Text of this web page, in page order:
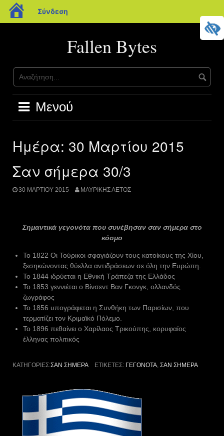
blogs.sch.gr
Σύνδεση
Fallen Bytes
Μενού
Ημέρα: 30 Μαρτίου 2015
Σαν σήμερα 30/3
30 ΜΑΡΤΊΟΥ 2015 ΜΑΥΡΊΚΗΣ ΑΕΤΌΣ
Σημαντικά γεγονότα που συνέβησαν σαν σήμερα στο
κόσμο
To 1822 Οι Τούρικοι σφαγιάζουν τους κατοίκους της Χίου,
ξεσηκώνοντας θύελλα αντιδράσεων σε όλη την Ευρώπη.
Το 1844 ιδρύεται η Εθνική Τράπεζα της Ελλάδος
Το 1853 γεννιέται ο Βίνσεντ Βαν Γκονγκ, ολλανδός
ζωγράφος
Το 1856 υπογράφεται η Συνθήκη των Παρισίων, που
τερματίζει τον Κριμαϊκό Πόλεμο.
Το 1896 πεθαίνει ο Χαρίλαος Τρικούπης, κορυφαίος
έλληνας πολιτικός
ΚΑΤΗΓΟΡΊΕΣ:ΣΑΝ ΣΉΜΕΡΑ ΕΤΙΚΈΤΕΣ: ΓΕΓΟΝΌΤΑ, ΣΑΝ ΣΉΜΕΡΑ